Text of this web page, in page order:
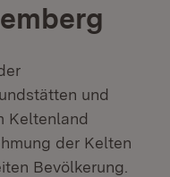
und
Keltenland
der Kelten
Bevölkerung.